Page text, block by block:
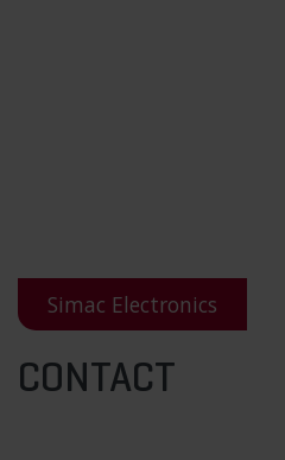
Simac Electronics
CONTACT